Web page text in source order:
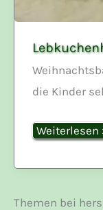
die Kinder
Weiterlesen
Themen bei